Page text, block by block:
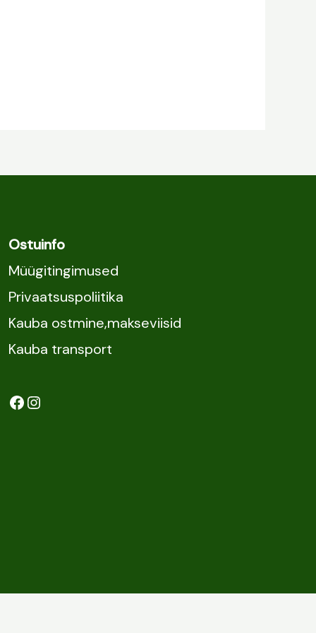
Ostuinfo
Müügitingimused
Privaatsuspoliitika
Kauba ostmine,makseviisid
Kauba transport